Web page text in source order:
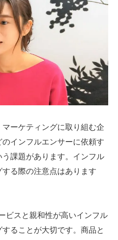
ーケティングに取り組む企
インフルエンサーに依頼す
課題があります。インフル
る際の注意点はあります
ビスと親和性が高いインフル
ることが大切です。商品と